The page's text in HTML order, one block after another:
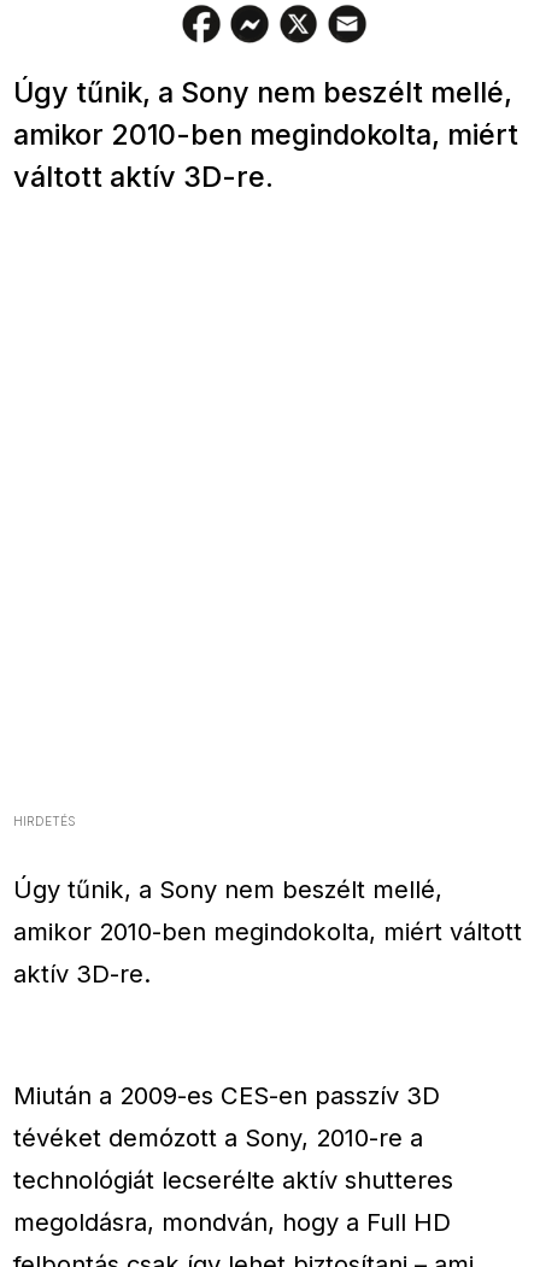
Úgy tűnik, a Sony nem beszélt mellé,
amikor 2010-ben megindokolta, miért
váltott aktív 3D-re.
HIRDETÉS
Úgy tűnik, a Sony nem beszélt mellé,
amikor 2010-ben megindokolta, miért váltott
aktív 3D-re.
Miután a 2009-es CES-en passzív 3D
tévéket demózott a Sony, 2010-re a
technológiát lecserélte aktív shutteres
megoldásra, mondván, hogy a Full HD